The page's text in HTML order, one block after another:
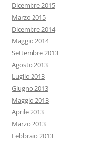
Dicembre 2015
Marzo 2015
Dicembre 2014
Maggio 2014
Settembre 2013
Agosto 2013
Luglio 2013
Giugno 2013
Maggio 2013
Aprile 2013
Marzo 2013
Febbraio 2013